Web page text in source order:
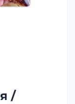
/